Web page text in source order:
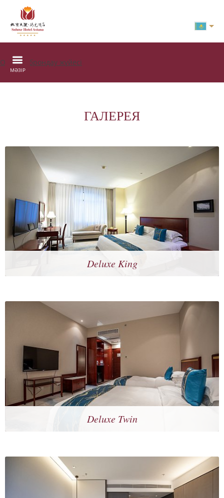
Онлайн брондау жүйесі
МӘЗІР
ГАЛЕРЕЯ
Deluxe King
Deluxe Twin